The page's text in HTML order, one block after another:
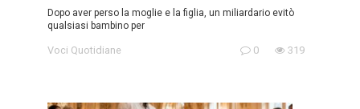
Dopo aver perso la moglie e la figlia, un miliardario evitò
qualsiasi bambino per
Voci Quotidiane 0 319